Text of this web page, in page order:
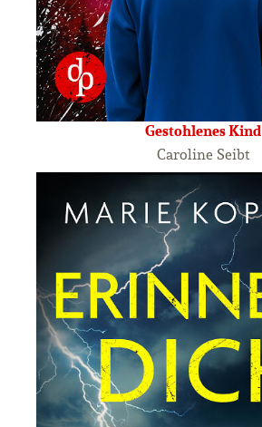
Gestohlenes Kind
Caroline Seibt